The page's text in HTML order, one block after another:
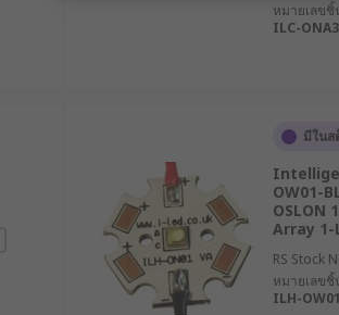
หมายเลขชิ้
ILC-
มีในส
OW01-
OSLON
Array 1-
RS Stock
หมายเลขชิ้
ILH-